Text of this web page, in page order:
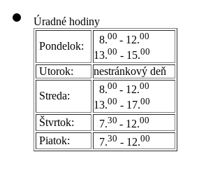
Úradné hodiny
Pondelok:
8.00 - 12.00
13.00 - 15.00
Utorok: nestránkový deň
Streda:
8.00 - 12.00
13.00 - 17.00
Štvrtok: 7.30 - 12.00
Piatok: 7.30 - 12.00